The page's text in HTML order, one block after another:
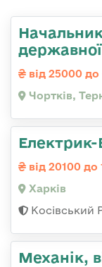
від 25000
Чортків,
від 20100 до
Харків
Косівський
Механік,